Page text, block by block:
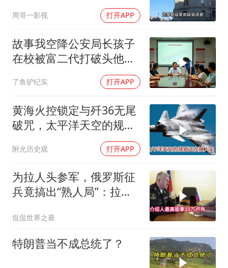
周哥一影视 打开APP
故事我空降公安局长孩子
在校被富二代打破头他爹
了鱼驴纪实 打开APP
黄海火控锁定与歼36无尾
破咒，太平洋天空的规矩
附允历史观 打开APP
为拉人头参军，俄罗斯征
兵竟搞出“熟人局”：拉一
栽赃？
侃侃世界之最
特朗普当不成总统了？